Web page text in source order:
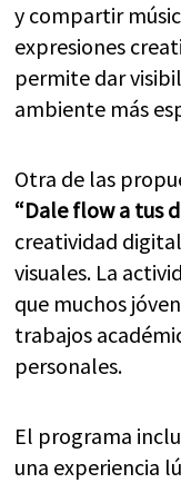
y compartir
expresiones
permite dar
ambiente más
Otra de las
“Dale flow a tus
creatividad
visuales. La
que muchos
trabajos
personales.
El programa
una experiencia